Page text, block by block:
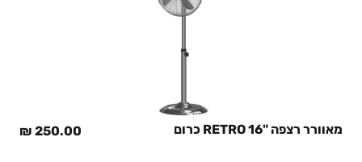
מאוורר רצפה "RETRO 16 כרום 250.00
₪